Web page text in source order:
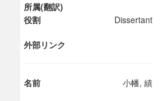
所属(翻訳)
役割
Dissertant
外部リンク
名前 小幡, 績